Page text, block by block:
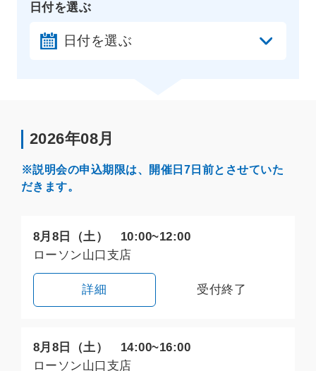
日付を選ぶ
日付を選ぶ
2026年08月
※説明会の申込期限は、開催日7日前とさせていた
だきます。
8月8日（土） 10:00~12:00
ローソン山口支店
詳細 受付終了
8月8日（土） 14:00~16:00
ローソン山口支店